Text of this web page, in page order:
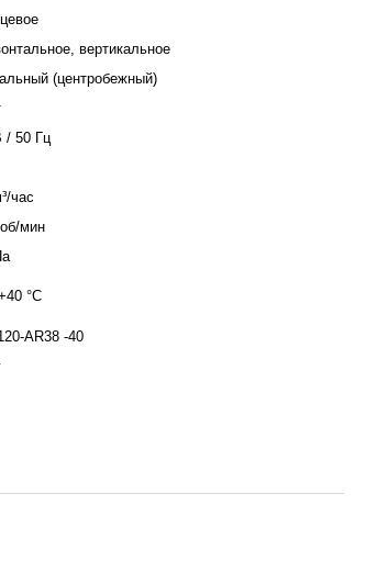
вертикальное
(центробежный)
/ 50 Гц
час
мин
°C
AR38 -40